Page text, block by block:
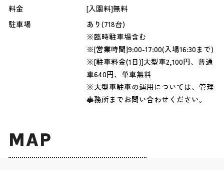
料金
[入園料]無料
駐車場
あり(718台)
※臨時駐車場含む
※[営業時間]9:00-17:00(入場16:30まで)
※[駐車料金(1日)]大型車2,100円、普通
車640円、単車無料
※大型車駐車の運用については、管理
事務所までお問い合わせください。
MAP